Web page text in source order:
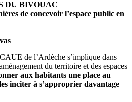
DU BIVOUAC
de concevoir l’espace public en
de l’Ardèche s’implique dans
du territoire et des espaces
aux habitants une place au
inciter à s’approprier davantage